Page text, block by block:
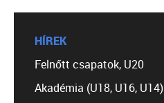
HÍREK
Felnőtt csapatok, U20
Akadémia (U18, U16, U14)